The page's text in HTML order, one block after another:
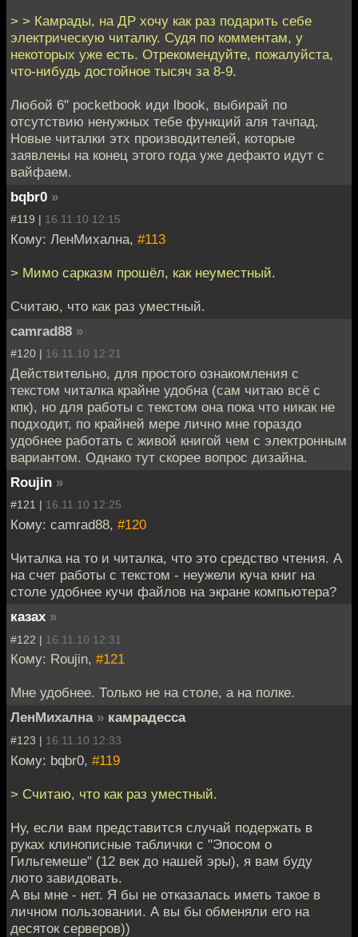
> > Камрады, на ДР хочу как раз подарить себе
электрическую читалку. Судя по комментам, у
некоторых уже есть. Отрекомендуйте, пожалуйста,
что-нибудь достойное тысяч за 8-9.
Любой 6" pocketbook иди lbook, выбирай по
отсутствию ненужных тебе функций аля тачпад.
Новые читалки этх производителей, которые
заявлены на конец этого года уже дефакто идут с
вайфаем.
bqbr0 »
#119 | 16.11.10 12:15
Кому: ЛенМихална, #113
> Мимо сарказм прошёл, как неуместный.
Считаю, что как раз уместный.
camrad88 »
#120 | 16.11.10 12:21
Действительно, для простого ознакомления с
текстом читалка крайне удобна (сам читаю всё с
кпк), но для работы с текстом она пока что никак не
подходит, по крайней мере лично мне гораздо
удобнее работать с живой книгой чем с электронным
вариантом. Однако тут скорее вопрос дизайна.
Roujin »
#121 | 16.11.10 12:25
Кому: camrad88, #120
Читалка на то и читалка, что это средство чтения. А
на счет работы с текстом - неужели куча книг на
столе удобнее кучи файлов на экране компьютера?
казах »
#122 | 16.11.10 12:31
Кому: Roujin, #121
Мне удобнее. Только не на столе, а на полке.
ЛенМихална » камрадесса
#123 | 16.11.10 12:33
Кому: bqbr0, #119
> Считаю, что как раз уместный.
Ну, если вам представится случай подержать в
руках клинописные таблички с "Эпосом о
Гильгемеше" (12 век до нашей эры), я вам буду
люто завидовать.
А вы мне - нет. Я бы не отказалась иметь такое в
личном пользовании. А вы бы обменяли его на
десяток серверов))